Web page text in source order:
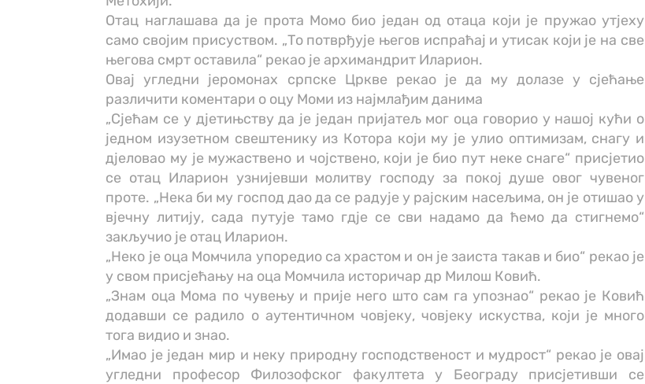
Отац наглашава да је прота Момо био један од отаца који је пружао утјеху
само својим присуством. „То потврђује његов испраћај и утисак који је на све
његова смрт оставила“ рекао је архимандрит Иларион.
Овај угледни јеромонах српске Цркве рекао је да му долазе у сјећање
различити коментари о оцу Моми из најмлађим данима
„Сјећам се у дјетињству да је један пријатељ мог оца говорио у нашој кући о
једном изузетном свештенику из Котора који му је улио оптимизам, снагу и
дјеловао му је мужаствено и чојствено, који је био пут неке снаге“ присјетио
се отац Иларион узнијевши молитву господу за покој душе овог чувеног
проте. „Нека би му господ дао да се радује у рајским насељима, он је отишао у
вјечну литију, сада путује тамо гдје се сви надамо да ћемо да стигнемо“
закључио је отац Иларион.
„Неко је оца Момчила упоредио са храстом и он је заиста такав и био“ рекао је
у свом присјећању на оца Момчила историчар др Милош Ковић.
„Знам оца Мома по чувењу и прије него што сам га упознао“ рекао је Ковић
додавши се радило о аутентичном човјеку, човјеку искуства, који је много
тога видио и знао.
„Имао је један мир и неку природну господственост и мудрост“ рекао је овај
угледни професор Филозофског факултета у Београду присјетивши се